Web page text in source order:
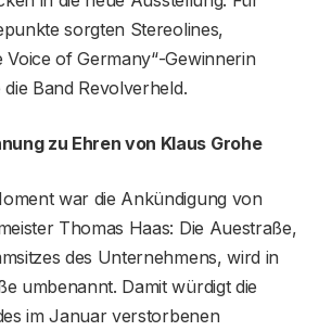
sorgten Stereolines,
Voice of Germany“-Gewinnerin
Band Revolverheld.
zu Ehren von Klaus Grohe
war die Ankündigung von
Thomas Haas: Die Auestraße,
des Unternehmens, wird in
umbenannt. Damit würdigt die
im Januar verstorbenen